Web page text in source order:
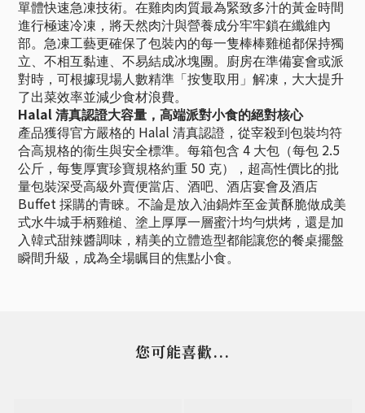
單體快速急凍技術。在雞肉肉質最為緊致多汁的黃金時間
進行極速冷凍，將天然肉汁與營養成分牢牢鎖在纖維內
部。急凍工藝更確保了包裝內的每一隻棒棒雞槌都保持獨
立、不相互黏連、不易結成冰塊團。廚房在準備宴會或派
對時，可根據現場人數精準「按隻取用」解凍，大大提升
了出菜效率並減少食材浪費。
Halal 清真認證大容量，高端派對小食的絕對核心
產品獲得官方嚴格的 Halal 清真認證，從宰殺到包裝均符
合高規格的衞生與安全標準。每箱包含 4 大包（每包 2.5
公斤，每隻厚實珍寶規格約重 50 克），超高性價比的批
量包裝深受高級外賣便當店、酒吧、酒店宴會及酒店
Buffet 採購的青睞。不論是放入油鍋炸至金黃酥脆做成美
式水牛城手柄雞槌、塗上厚厚一層蜜汁均勻烘烤，還是加
入韓式甜辣醬調味，精美的立體造型都能讓您的餐桌擺盤
瞬間升級，成為全場瞩目的焦點小食。
您可能喜歡...